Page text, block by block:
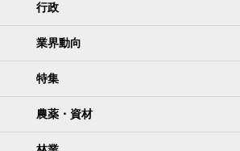
行政
業界動向
特集
農薬・資材